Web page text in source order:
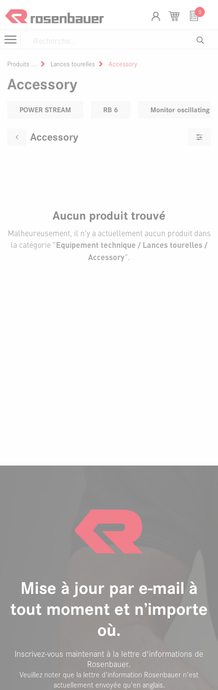
0
Produits Lances tourelles Accessory
Accessory
POWER STREAM RB 6 Monitor oscillating
Accessory
Aucun produit trouvé
Malheureusement, il n'y a actuellement aucun produit dans
la catégorie "Equipement technique / Lances tourelles /
Accessory".
Mise à jour par e-mail à
tout moment et n’importe
où.
Inscrivez-vous maintenant à la lettre d'informations de
Rosenbauer.
Veuillez noter que la lettre d'information Rosenbauer n'est
actuellement envoyée qu'en anglais.